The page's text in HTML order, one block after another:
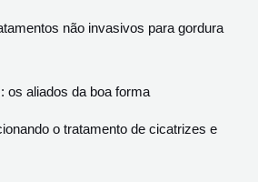
não invasivos para gordura
os aliados da boa forma
o tratamento de cicatrizes e